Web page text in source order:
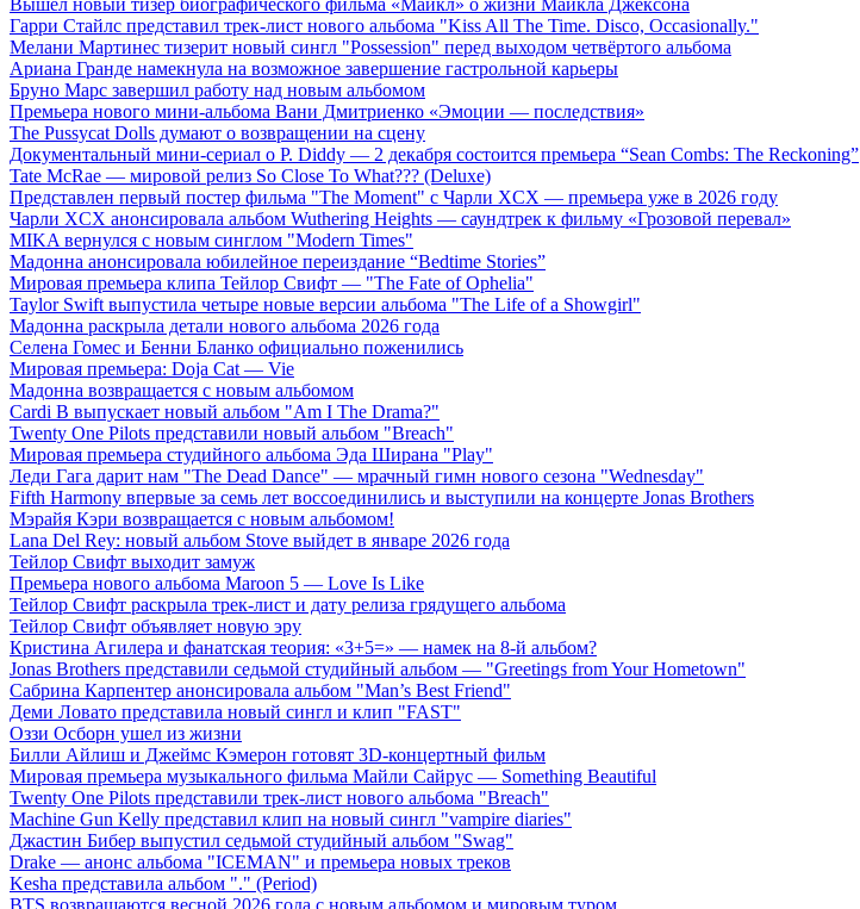
Вышел новый тизер биографического фильма «Майкл» о жизни Майкла Джексона
Гарри Стайлс представил трек-лист нового альбома "Kiss All The Time. Disco, Occasionally."
Мелани Мартинес тизерит новый сингл "Possession" перед выходом четвёртого альбома
Ариана Гранде намекнула на возможное завершение гастрольной карьеры
Бруно Марс завершил работу над новым альбомом
Премьера нового мини-альбома Вани Дмитриенко «Эмоции — последствия»
The Pussycat Dolls думают о возвращении на сцену
Документальный мини-сериал о P. Diddy — 2 декабря состоится премьера “Sean Combs: The Reckoning”
Tate McRae — мировой релиз So Close To What??? (Deluxe)
Представлен первый постер фильма "The Moment" с Чарли XCX — премьера уже в 2026 году
Чарли XCX анонсировала альбом Wuthering Heights — саундтрек к фильму «Грозовой перевал»
MIKA вернулся с новым синглом "Modern Times"
Мадонна анонсировала юбилейное переиздание “Bedtime Stories”
Мировая премьера клипа Тейлор Свифт — "The Fate of Ophelia"
Taylor Swift выпустила четыре новые версии альбома "The Life of a Showgirl"
Мадонна раскрыла детали нового альбома 2026 года
Селена Гомес и Бенни Бланко официально поженились
Мировая премьера: Doja Cat — Vie
Мадонна возвращается с новым альбомом
Cardi B выпускает новый альбом "Am I The Drama?"
Twenty One Pilots представили новый альбом "Breach"
Мировая премьера студийного альбома Эда Ширана "Play"
Леди Гага дарит нам "The Dead Dance" — мрачный гимн нового сезона "Wednesday"
Fifth Harmony впервые за семь лет воссоединились и выступили на концерте Jonas Brothers
Мэрайя Кэри возвращается с новым альбомом!
Lana Del Rey: новый альбом Stove выйдет в январе 2026 года
Тейлор Свифт выходит замуж
Премьера нового альбома Maroon 5 — Love Is Like
Тейлор Свифт раскрыла трек-лист и дату релиза грядущего альбома
Тейлор Свифт объявляет новую эру
Кристина Агилера и фанатская теория: «3+5=» — намек на 8-й альбом?
Jonas Brothers представили седьмой студийный альбом — "Greetings from Your Hometown"
Сабрина Карпентер анонсировала альбом "Man’s Best Friend"
Деми Ловато представила новый сингл и клип "FAST"
Оззи Осборн ушел из жизни
Билли Айлиш и Джеймс Кэмерон готовят 3D-концертный фильм
Мировая премьера музыкального фильма Майли Сайрус — Something Beautiful
Twenty One Pilots представили трек-лист нового альбома "Breach"
Machine Gun Kelly представил клип на новый сингл "vampire diaries"
Джастин Бибер выпустил седьмой студийный альбом "Swag"
Drake — анонс альбома "ICEMAN" и премьера новых треков
Kesha представила альбом "." (Period)
BTS возвращаются весной 2026 года с новым альбомом и мировым туром